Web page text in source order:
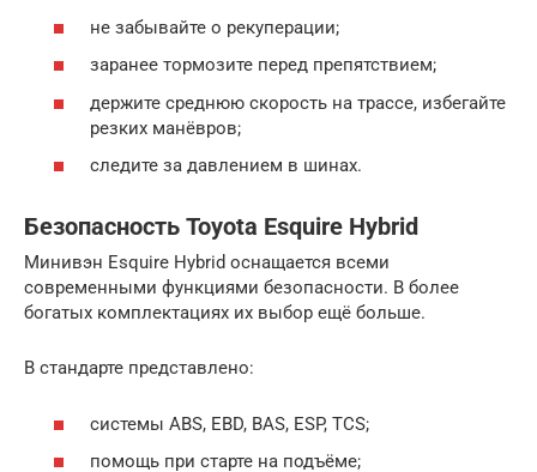
не забывайте о рекуперации;
заранее тормозите перед препятствием;
держите среднюю скорость на трассе, избегайте
резких манёвров;
следите за давлением в шинах.
Безопасность Toyota Esquire Hybrid
Минивэн Esquire Hybrid оснащается всеми
современными функциями безопасности. В более
богатых комплектациях их выбор ещё больше.
В стандарте представлено:
системы ABS, EBD, BAS, ESP, TCS;
помощь при старте на подъёме;